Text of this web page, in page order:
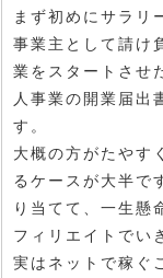
まず初めにサラリ
事業主として請け
業をスタートさせ
人事業の開業届出
す。
大概の方がたやす
るケースが大半で
り当てて、一生懸
フィリエイトでい
実はネットで稼ぐ